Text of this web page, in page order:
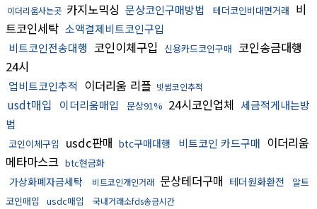
이더리움사는곳 카지노믹싱 문상코인구매방법 테더코인비대면거래 비
트코인세탁 소액결제비트코인구입
비트코인전송대행 코인이체구입 신용카드코인구매 코인송금대행
24시
업비트코인추적 이더리움 리플 빗썸코인추적
usdt매입 이더리움매입 문상91% 24시코인업체 세금적게내는방
법
코인이체구입 usdc판매 btc구매대행 비트코인 카드구매 이더리움
메타마스크 btc현금화
가상화폐자금세탁 비트코인개인거래 문상테더구매 테더원화환전
알트
코인매입
usdc매입 국내거래소fds송금시간